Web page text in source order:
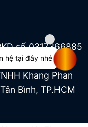
số 0317366885
04/07/2022
Khang Phan
Bình, TP.HCM
hệ tại đây nhé